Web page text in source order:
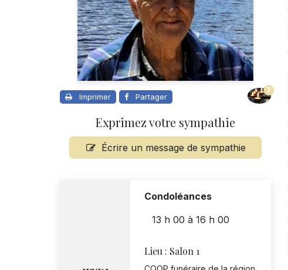
Imprimer Partager
7
Exprimez votre sympathie
Écrire un message de sympathie
Condoléances
13 h 00 à 16 h 00
Lieu : Salon 1